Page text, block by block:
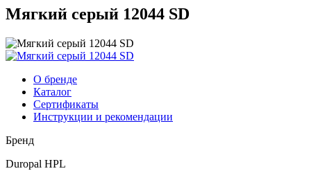
Мягкий серый 12044 SD
О бренде
Каталог
Сертификаты
Инструкции и рекомендации
Бренд
Duropal HPL